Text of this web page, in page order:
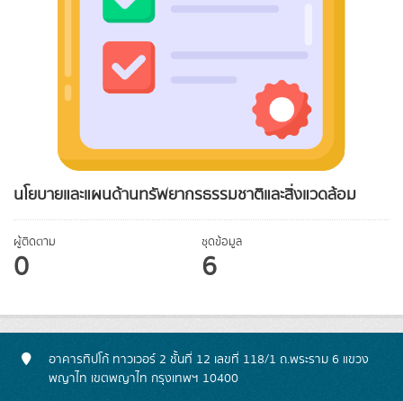
นโยบายและแผนด้านทรัพยากรธรรมชาติและสิ่งแวดล้อม
ผู้ติดตาม
0
ชุดข้อมูล
6
อาคารทิปโก้ ทาวเวอร์ 2 ชั้นที่ 12 เลขที่ 118/1 ถ.พระราม 6 แขวง
พญาไท เขตพญาไท กรุงเทพฯ 10400